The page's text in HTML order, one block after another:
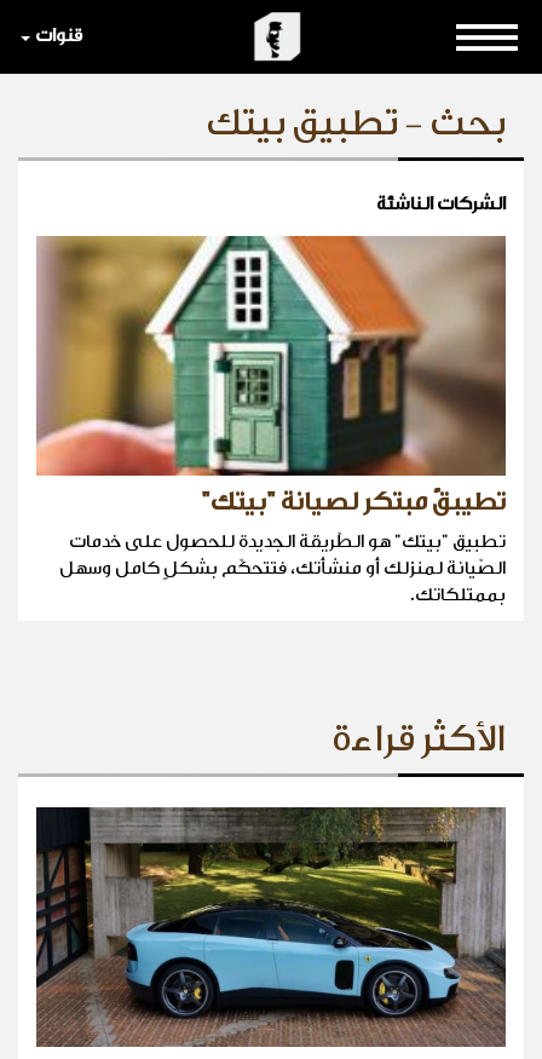
قنوات
بحث - تطبيق بيتك
الشركات الناشئة
تطيبقٌ مبتكر لصيانة "بيتك"
تطبيق "بيتك" هو الطّريقة الجديدة للحصول على خدمات
الصّيانة لمنزلك أو منشأتك، فتتحكّم بشكلٍ كامل وسهل
بممتلكاتك.
الأكثر قراءة